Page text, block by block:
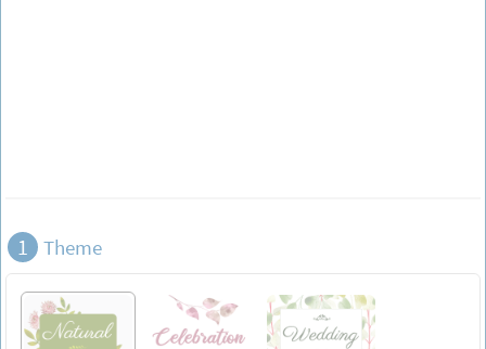
1 Theme